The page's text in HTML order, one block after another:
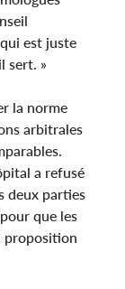
est juste
sert. »
la norme
arbitrales
a refusé
deux parties
que les
proposition